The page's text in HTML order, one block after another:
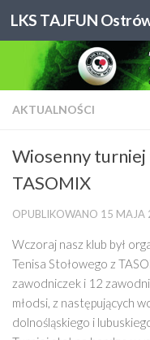
Skip to content
LKS TAJFUN
AKTUALNOŚCI
Wiosenny turniej
TASOMIX
OPUBLIKOWANO 15 MAJA
Wczoraj nasz klub był
Tenisa Stołowego z
zawodniczek i 12
młodsi, z następujących
dolnośląskiego i